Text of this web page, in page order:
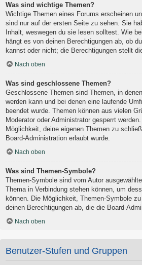
Was sind wichtige Themen?
Wichtige Themen eines Forums erscheinen
sind nur auf der ersten Seite zu sehen. Sie
Inhalt, weswegen du sie lesen solltest. Wie
hängt es von deinen Berechtigungen ab, ob
kannst oder nicht; die Berechtigungen stellt
Nach oben
Was sind geschlossene Themen?
Geschlossene Themen sind Themen, in
werden kann und bei denen eine laufende
beendet wurde. Themen können aus vielen
Moderator oder Administrator gesperrt
Möglichkeit, deine eigenen Themen zu
Board-Administration erlaubt wurde.
Nach oben
Was sind Themen-Symbole?
Themen-Symbole sind vom Autor
Thema in Verbindung stehen können, um
können. Die Möglichkeit, Themen-Symbole
deinen Berechtigungen ab, die die Board-
Nach oben
Benutzer-Stufen und Gruppen